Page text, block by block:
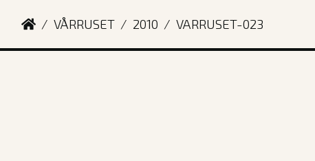
VÅRRUSET 2010 VARRUSET-023